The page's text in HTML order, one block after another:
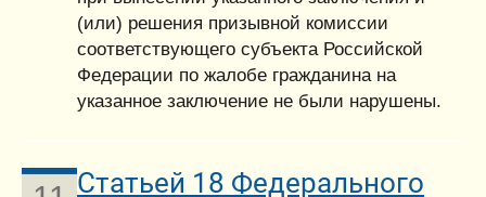
(или) решения призывной комиссии
соответствующего субъекта Российской
Федерации по жалобе гражданина на
указанное заключение не были нарушены.
Статьей 18 Федерального